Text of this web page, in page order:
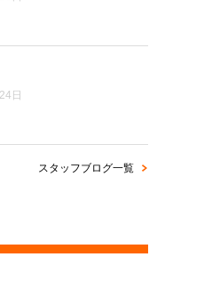
日
スタッフブログ一覧